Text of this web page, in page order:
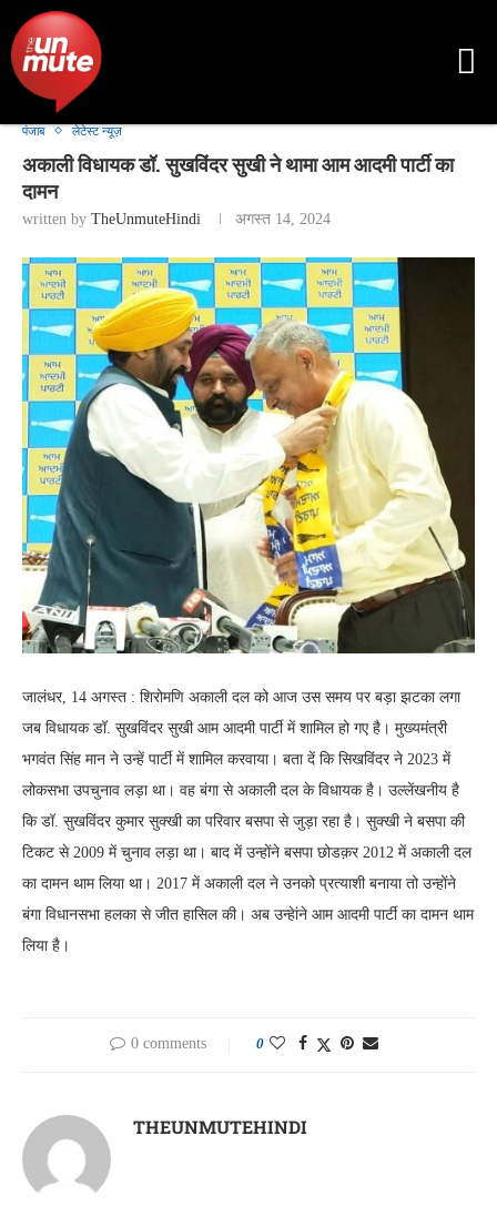
पंजाब लेटेस्ट न्यूज़
अकाली विधायक डॉ. सुखविंदर सुखी ने थामा आम आदमी पार्टी का
दामन
written by TheUnmuteHindi अगस्त 14, 2024
जालंधर, 14 अगस्त : शिरोमणि अकाली दल को आज उस समय पर बड़ा झटका लगा
जब विधायक डॉ. सुखविंदर सुखी आम आदमी पार्टी में शामिल हो गए है। मुख्यमंत्री
भगवंत सिंह मान ने उन्हें पार्टी में शामिल करवाया। बता दें कि सिखविंदर ने 2023 में
लोकसभा उपचुनाव लड़ा था। वह बंगा से अकाली दल के विधायक है। उल्लेंखनीय है
कि डॉ. सुखविंदर कुमार सुक्खी का परिवार बसपा से जुड़ा रहा है। सुक्खी ने बसपा की
टिकट से 2009 में चुनाव लड़ा था। बाद में उन्होंने बसपा छोडक़र 2012 में अकाली दल
का दामन थाम लिया था। 2017 में अकाली दल ने उनको प्रत्याशी बनाया तो उन्होंने
बंगा विधानसभा हलका से जीत हासिल की। अब उन्हेांने आम आदमी पार्टी का दामन थाम
लिया है।
0 comments 0
THEUNMUTEHINDI